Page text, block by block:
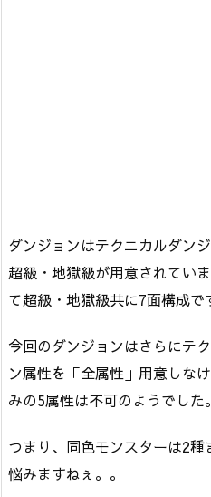
ダンジョンはテクニカルダン
超級・地獄級が用意されてい
て超級・地獄級共に7面構成で
今回のダンジョンはさらにテ
ン属性を「全属性」用意しな
みの5属性は不可のようでした
つまり、同色モンスターは2
悩みますねぇ。。